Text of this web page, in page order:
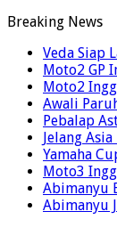
Breaking News
Veda Siap
Moto2 GP
Moto2
Awali
Pebalap
Jelang
Yamaha
Moto3
Abimanyu
Abimanyu